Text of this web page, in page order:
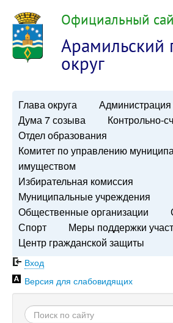
Официальный
Арамильский
округ
Глава округа
Администрация
Дума 7 созыва
Контрольно-
Отдел образования
Комитет по управлению
имуществом
Избирательная комиссия
Муниципальные учреждения
Общественные организации
Спорт
Меры поддержки
Центр гражданской защиты
Вход
Версия для слабовидящих